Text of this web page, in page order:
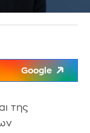
Google
της